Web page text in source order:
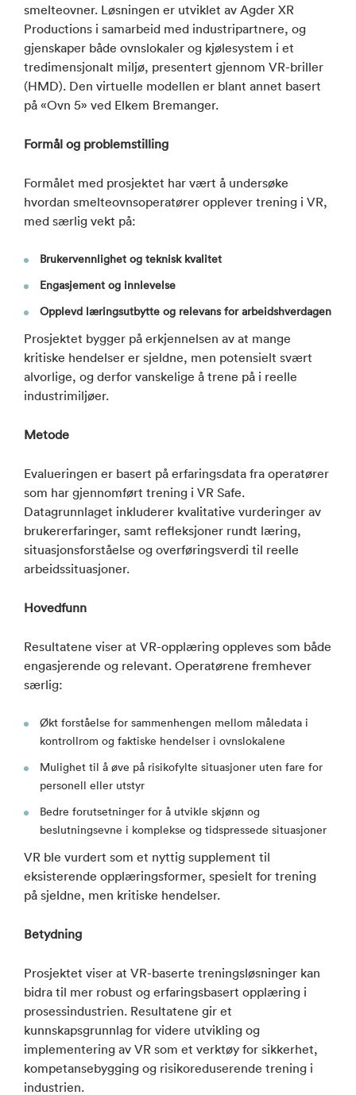
smelteovner. Løsningen er utviklet av Agder XR
Productions i samarbeid med industripartnere, og
gjenskaper både ovnslokaler og kjølesystem i et
tredimensjonalt miljø, presentert gjennom VR-briller
(HMD). Den virtuelle modellen er blant annet basert
på «Ovn 5» ved Elkem Bremanger.
Formål og problemstilling
Formålet med prosjektet har vært å undersøke
hvordan smelteovnsoperatører opplever trening i VR,
med særlig vekt på:
Brukervennlighet og teknisk kvalitet
Engasjement og innlevelse
Opplevd læringsutbytte og relevans for arbeidshverdagen
Prosjektet bygger på erkjennelsen av at mange
kritiske hendelser er sjeldne, men potensielt svært
alvorlige, og derfor vanskelige å trene på i reelle
industrimiljøer.
Metode
Evalueringen er basert på erfaringsdata fra operatører
som har gjennomført trening i VR Safe.
Datagrunnlaget inkluderer kvalitative vurderinger av
brukererfaringer, samt refleksjoner rundt læring,
situasjonsforståelse og overføringsverdi til reelle
arbeidssituasjoner.
Hovedfunn
Resultatene viser at VR-opplæring oppleves som både
engasjerende og relevant. Operatørene fremhever
særlig:
Økt forståelse for sammenhengen mellom måledata i
kontrollrom og faktiske hendelser i ovnslokalene
Mulighet til å øve på risikofylte situasjoner uten fare for
personell eller utstyr
Bedre forutsetninger for å utvikle skjønn og
beslutningsevne i komplekse og tidspressede situasjoner
VR ble vurdert som et nyttig supplement til
eksisterende opplæringsformer, spesielt for trening
på sjeldne, men kritiske hendelser.
Betydning
Prosjektet viser at VR-baserte treningsløsninger kan
bidra til mer robust og erfaringsbasert opplæring i
prosessindustrien. Resultatene gir et
kunnskapsgrunnlag for videre utvikling og
implementering av VR som et verktøy for sikkerhet,
kompetansebygging og risikoreduserende trening i
industrien.